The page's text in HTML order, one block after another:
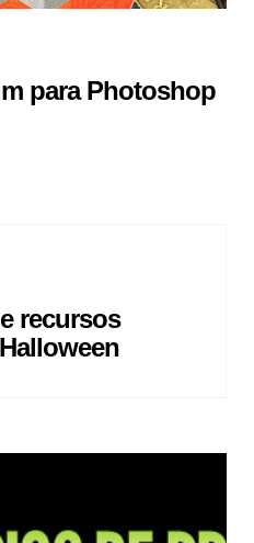
para Photoshop
recursos